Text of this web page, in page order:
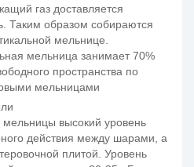
газ доставляется
Таким образом собираются
мельнице.
мельница занимает 70%
пространства по
мельницами
высокий уровень
действия между шарами, а
плитой. Уровень